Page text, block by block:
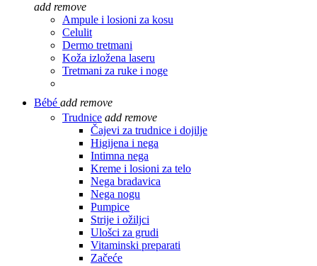
add remove
Ampule i losioni za kosu
Celulit
Dermo tretmani
Koža izložena laseru
Tretmani za ruke i noge
Bébé add remove
Trudnice add remove
Čajevi za trudnice i dojilje
Higijena i nega
Intimna nega
Kreme i losioni za telo
Nega bradavica
Nega nogu
Pumpice
Strije i ožiljci
Ulošci za grudi
Vitaminski preparati
Začeće